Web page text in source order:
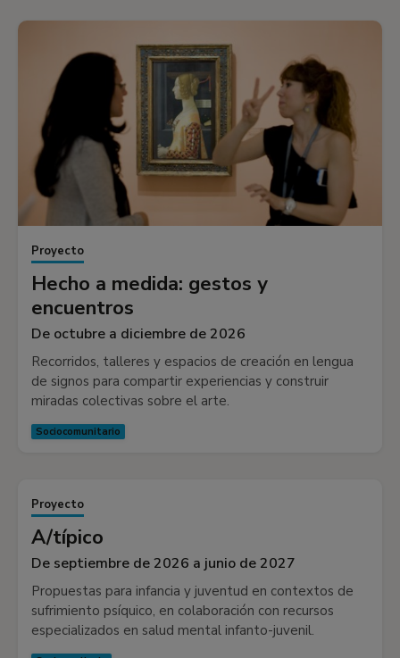
Proyecto
Hecho a medida: gestos y
encuentros
De octubre a diciembre de 2026
Recorridos, talleres y espacios de creación en lengua
de signos para compartir experiencias y construir
miradas colectivas sobre el arte.
Sociocomunitario
Proyecto
A/típico
De septiembre de 2026 a junio de 2027
Propuestas para infancia y juventud en contextos de
sufrimiento psíquico, en colaboración con recursos
especializados en salud mental infanto-juvenil.